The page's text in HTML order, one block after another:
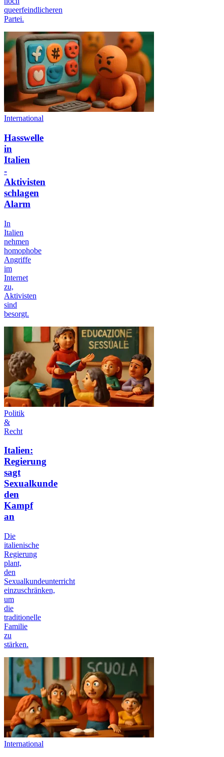
queerfeindlicheren
Partei.
International
Hasswelle
in
Italien
-
Aktivisten
schlagen
Alarm
In
Italien
nehmen
homophobe
Angriffe
im
Internet
zu,
Aktivisten
sind
besorgt.
Politik
&
Recht
Italien:
Regierung
sagt
Sexualkunde
den
Kampf
an
Die
italienische
Regierung
plant,
den
Sexualkundeunterricht
einzuschränken,
um
die
traditionelle
Familie
zu
stärken.
International